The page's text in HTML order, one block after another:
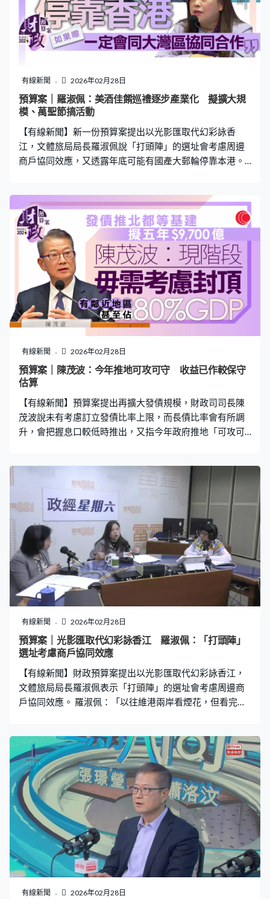
有線新聞 2026年02月28日
預算案｜羅淑佩：美酒佳餚巡禮逐步產業化 擬擴大規
模、萬聖節搞活動
【有線新聞】新一份預算案提出以光影匯取代幻彩詠香
江，文體旅局局長羅淑佩說「打頭陣」的選址會考慮周邊
商戶協同效應，又透露年底可能有國產大郵輪停靠本港。
美酒佳餚巡禮，已逐步產業化，今年將擴大規模，亦正研
究萬聖節舉辦活動，「我自己是一個基督徒，都不認為萬
聖節要著重提及萬聖節背後的『咿嘩鬼怪』，但是可以開
心大家出來裝扮。我看到有些報道說是否可扮哪吒、悟
空，或是甚至是LABUBU？我想都是很好玩的節日。」 下
半年光影匯將取代幻彩詠香江，羅淑佩說選址上會考慮周
邊商戶協同效應，至於會否選擇啟德，她說亦要考慮周邊
的建築。羅淑佩：「啟德主場館紫藍色會發光，都有些燈
的裝置都頗美，會否在其他元素加入，還是我們有其他地
方我們會看的，光影匯我們都要看旁邊大廈特別是不同高
矮、設計形式建築會特別美。」 至於郵輪方面，去年有
189班郵輪航班停泊，已回復至高峰的88%，羅淑佩說今
年有望超過200班，「我聽聞年尾有機會國產大郵輪會停
來，一定會與大灣區協同合作的。高鐵
有線新聞 2026年02月28日
預算案｜陳茂波：今年推地可攻可守 收益已作較保守
估算
【有線新聞】預算案提出再擴大發債規模，財政司司長陳
茂波說未有考慮訂立發債比率上限，而長債比率會有所調
升，會把握息口較低時推出，又指今年政府推地「可攻可
億元，屆時政府債務與本地生產總值比率會逼近兩成，財
政司司長陳茂波認為發債比率仍處於相對低的水平，現階
段毋需考慮「封頂」。陳茂波：「我們發債空間其實很
大，環顧全球其他主要經濟體，就算是鄰近地區，有些地
方是50%GDP，甚至有些地方80%GDP也有，我們遠遠毋
需到達這水平，所以我見不到有很大的需要。我們在債務
方面要做很大動作，發很多債，因此未必需要定一個額、
一個比例讓大家去猜測，這沒有必要。」 新一年賣地表有
9幅住宅地，政府預計賣地收入達180億元，約是本地生產
總值的2%，比過去20年的平均3%低。陳茂波：「賣地收
入的預測是保守的，我們都刻意用一個較保守的測算讓大
家更安心。如果市場熾熱，我可以加快推地平抑熾熱的情
況，但如果見到市場穩健，我們亦不急於一次過推出，這
房，陳茂波形容是收回
有線新聞 2026年02月28日
預算案｜光影匯取代幻彩詠香江 羅淑佩：「打頭陣」
選址考慮商戶協同效應
【有線新聞】財政預算案提出以光影匯取代幻彩詠香江，
文體旅局局長羅淑佩表示「打頭陣」的選址會考慮周邊商
戶協同效應。 羅淑佩：「以往維港兩岸看煙花，但看完煙
頂。除了旅發局做之外，旅發局也積極與山頂兩個主要商
場業主洽談，可否一起合作做些事帶旺。」 被問到會否考
慮選擇啟德，羅淑佩說啟德主場館外圍的已設有紫藍色燈
的裝置，選址上亦要考慮旁邊大廈高矮以及建築設計。
有線新聞 2026年02月28日